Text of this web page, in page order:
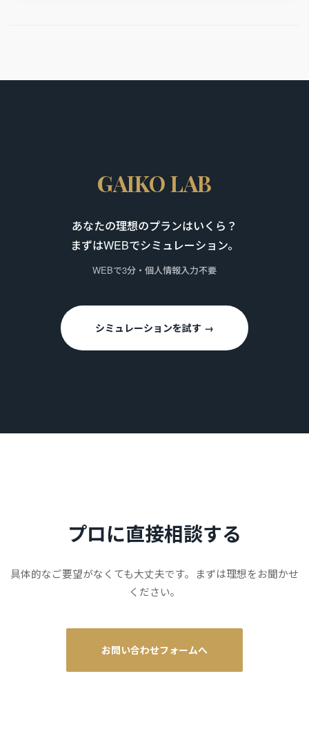
GAIKO LAB
あなたの理想のプランはいくら？
まずはWEBでシミュレーション。
WEBで3分・個人情報入力不要
シミュレーションを試す →
プロに直接相談する
具体的なご要望がなくても大丈夫です。まずは理想をお聞かせ
ください。
お問い合わせフォームへ